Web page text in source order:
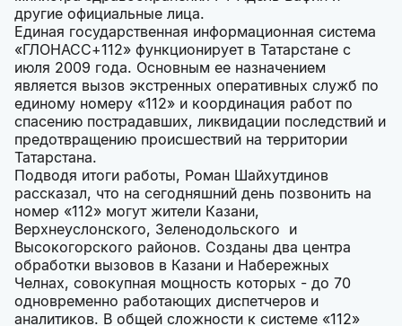
другие официальные лица.
Единая государственная информационная система
«ГЛОНАСС+112» функционирует в Татарстане с
июля 2009 года. Основным ее назначением
является вызов экстренных оперативных служб по
единому номеру «112» и координация работ по
спасению пострадавших, ликвидации последствий и
предотвращению происшествий на территории
Татарстана.
Подводя итоги работы, Роман Шайхутдинов
рассказал, что на сегодняшний день позвонить на
номер «112» могут жители Казани,
Верхнеуслонского, Зеленодольского и
Высокогорского районов. Созданы два центра
обработки вызовов в Казани и Набережных
Челнах, совокупная мощность которых - до 70
одновременно работающих диспетчеров и
аналитиков. В общей сложности к системе «112»